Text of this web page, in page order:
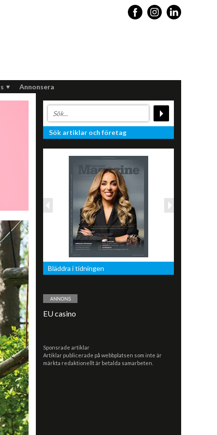
Annonsera
Sök artiklar och företag
Bläddra i tidningen
EU casino
Sponsrade artiklar
Artiklar publicerade på webbplatsen som inte är
märkta redaktionellt är betalda samarbeten.